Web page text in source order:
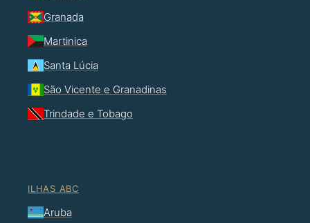
Granada
Martinica
Santa Lúcia
São Vicente e Granadinas
Trindade e Tobago
ILHAS ABC
Aruba